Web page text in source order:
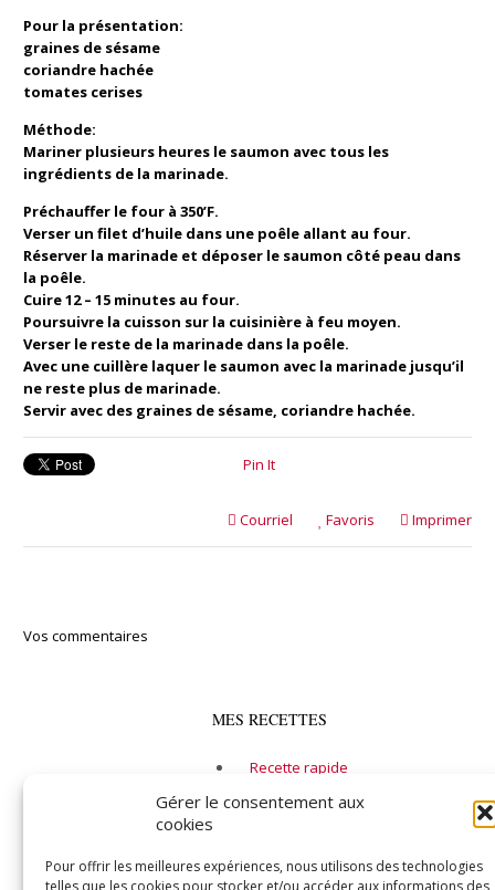
Gérer le consentement aux
cookies
Pour offrir les meilleures expériences, nous utilisons des technologies
telles que les cookies pour stocker et/ou accéder aux informations des
Pour la présentation:
graines de sésame
coriandre hachée
tomates cerises
Méthode:
Mariner plusieurs heures le saumon avec tous les
ingrédients de la marinade.
Préchauffer le four à 350’F.
Verser un filet d’huile dans une poêle allant au four.
Réserver la marinade et déposer le saumon côté peau dans
la poêle.
Cuire 12 – 15 minutes au four.
Poursuivre la cuisson sur la cuisinière à feu moyen.
Verser le reste de la marinade dans la poêle.
Avec une cuillère laquer le saumon avec la marinade jusqu’il
ne reste plus de marinade.
Servir avec des graines de sésame, coriandre hachée.
Pin It
Courriel Favoris Imprimer
Vos commentaires
MES RECETTES
Recette rapide
Alcool
Soupe